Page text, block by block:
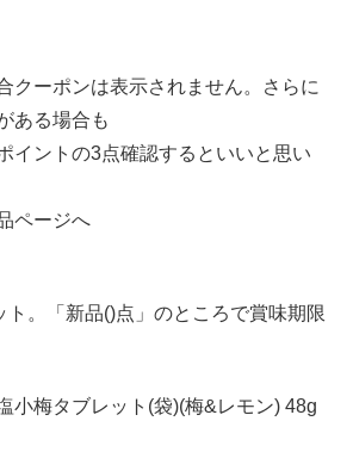
クーポンは表示されません。さらに
ある場合も
イントの3点確認するといいと思い
ページへ
ト。「新品()点」のところで賞味期限
小梅タブレット(袋)(梅&レモン) 48g